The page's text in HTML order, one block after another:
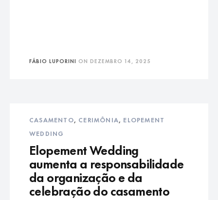
FÁBIO LUPORINI ON DEZEMBRO 14, 2025
CASAMENTO, CERIMÔNIA, ELOPEMENT
WEDDING
Elopement Wedding
aumenta a responsabilidade
da organização e da
celebração do casamento